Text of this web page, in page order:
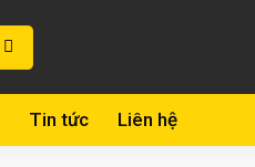
Tin tức Liên hệ